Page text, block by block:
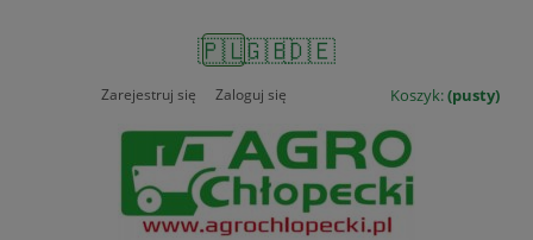
🇵🇱🇬🇧🇩🇪
Koszyk:(pusty)
Zarejestruj się Zaloguj się